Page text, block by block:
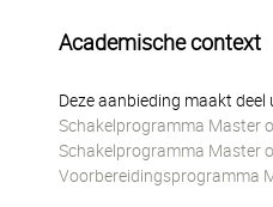
Academische context
Deze aanbieding maakt
Schakelprogramma Master
Schakelprogramma Master
Voorbereidingsprogramma